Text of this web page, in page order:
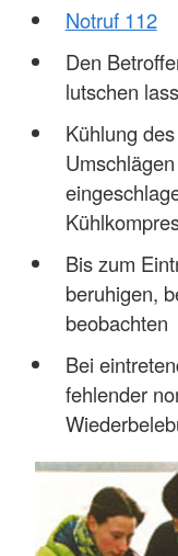
Notruf 112
Den
lutschen
Kühlung
Bis zum
beruhigen,
beobachten
Bei
fehlender